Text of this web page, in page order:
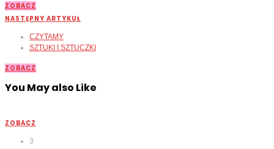
ZOBACZ
NASTĘPNY ARTYKUŁ
CZYTAMY
SZTUKI I SZTUCZKI
ZOBACZ
You May also Like
ZOBACZ
3